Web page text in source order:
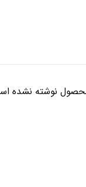
نوشته نشده